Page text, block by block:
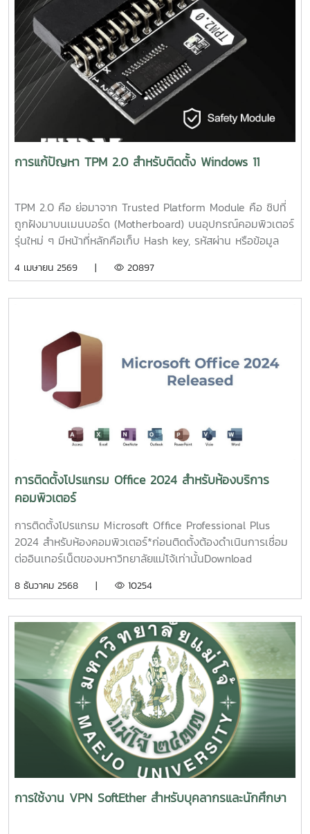
การแก้ปัญหา TPM 2.0 สำหรับติดตั้ง Windows 11
TPM 2.0 คือ ย่อมาจาก Trusted Platform Module คือ ชิปที่
ถูกฝังมาบนเมนบอร์ด (Motherboard) บนอุปกรณ์คอมพิวเตอร์
รุ่นใหม่ ๆ มีหน้าที่หลักคือเก็บ Hash key, รหัสผ่าน หรือข้อมูล
ในการตรวจสอบ และยืนยันความน่าเชื่อถือให้กับอุปกรณ์ เพื่อให้
ติดตั้ง:1. กดShift + F10เพื่อเปิด Command Prompt
พิมพ์regeditแล้วกด Enter2. ไป
ที่HKEY_LOCAL_MACHINE\SYSTEM\Setup สร้าง Key ใหม่
ชื่อLabConfig3.ในLabConfigสร้าง DWORD (32-bit) ค่า
ชื่อBypassTPMCheckBypassSecureBootCheckและ
ค่าเป็น 14. ออกจาก Registry Editor กด back กลับไปแล้วกด
Next ใหม่ จะสามารถติดตั้งได้
4 เมษายน 2569 | 20897
การติดตั้งโปรแกรม Office 2024 สำหรับห้องบริการ
คอมพิวเตอร์
การติดตั้งโปรแกรม Microsoft Office Professional Plus
2024 สำหรับห้องคอมพิวเตอร์*ก่อนติดตั้งต้องดำเนินการเชื่อม
ต่ออินเทอร์เน็ตของมหาวิทยาลัยแม่โจ้เท่านั้นDownload
โดยคลิ๊กขวา เลือก Run as administrator2. Step 1 ทำการ
ต่อเครือข่ายภายในมหาวิทยาลัย)3. Step 2 ทำการติดตั้ง
Office20244. Step 3 ทำการ Activate Key5. การติดตั้ง
โปรแกรมเสร็จสมบูรณ์ ทำการปิดโปรแกรม Word แล้วเข้าใช้งาน
ใหมุ่6. การติดตั้งเสร็จสิ้น
8 ธันวาคม 2568 | 10254
การใช้งาน VPN SoftEther สำหรับบุคลากรและนักศึกษา